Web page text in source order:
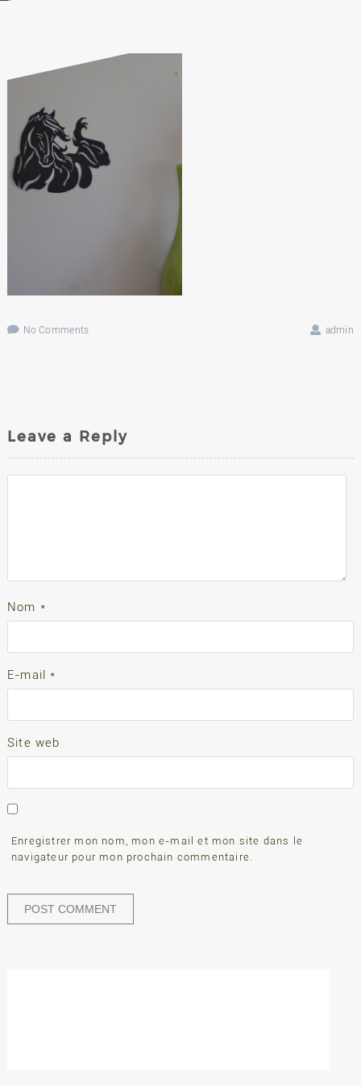
No Comments admin
Leave a Reply
Nom *
E-mail*
Site web
Enregistrer mon nom, mon e-mail et mon site dans le
navigateur pour mon prochain commentaire.